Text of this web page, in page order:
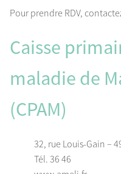
Pour prendre RDV,
Caisse
maladie de
(CPAM)
32, rue Louis-Gain –
Tél. 36 46